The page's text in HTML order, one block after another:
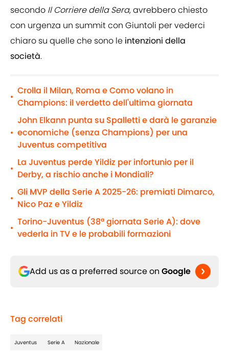
secondo Il Corriere della Sera, avrebbero chiesto
con urgenza un summit con Giuntoli per vederci
chiaro su quelle che sono le intenzioni della
società.
•
Crolla il Milan, Roma e Como volano in
Champions: il verdetto dell'ultima giornata
•
John Elkann punta su Spalletti e darà le garanzie
economiche (senza Champions) per una
Juventus competitiva
•
La Juventus perde Yildiz per infortunio per il
Derby, a rischio anche i Mondiali?
•
Gli MVP della Serie A 2025-26: premiati Dimarco,
Nico Paz e Yildiz
•
Torino-Juventus (38ª giornata Serie A): dove
vederla in TV e le probabili formazioni
Add us as a preferred source on Google
Tag correlati
Juventus Serie A Nazionale